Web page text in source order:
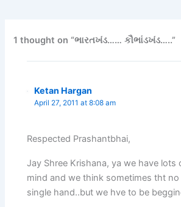
1 thought on “ભારતખંડ…… કૌભાંડખંડ…..”
Ketan Hargan
April 27, 2011 at 8:08 am
Respected Prashantbhai,
Jay Shree Krishana, ya we have lots
mind and we think sometimes tht
single hand..but we hve to be